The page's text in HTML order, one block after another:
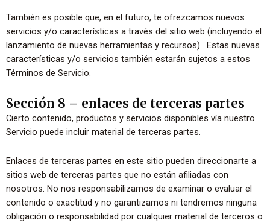
También es posible que, en el futuro, te ofrezcamos nuevos
servicios y/o características a través del sitio web (incluyendo el
lanzamiento de nuevas herramientas y recursos). Estas nuevas
características y/o servicios también estarán sujetos a estos
Términos de Servicio.
Sección 8 – enlaces de terceras partes
Cierto contenido, productos y servicios disponibles vía nuestro
Servicio puede incluir material de terceras partes.
Enlaces de terceras partes en este sitio pueden direccionarte a
sitios web de terceras partes que no están afiliadas con
nosotros. No nos responsabilizamos de examinar o evaluar el
contenido o exactitud y no garantizamos ni tendremos ninguna
obligación o responsabilidad por cualquier material de terceros o